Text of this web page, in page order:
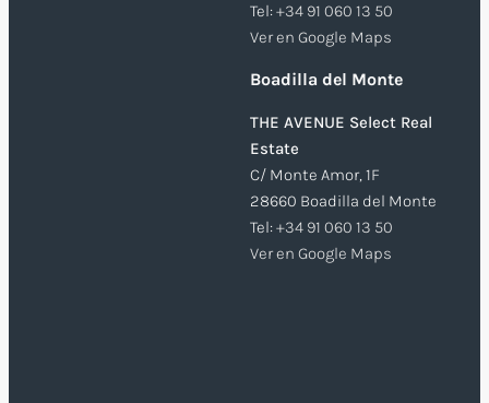
Tel:+34 91 060 13 50
Ver en Google Maps
Boadilla del Monte
THE AVENUE Select Real
Estate
C/ Monte Amor, 1F
28660 Boadilla del Monte
Tel:+34 91 060 13 50
Ver en Google Maps